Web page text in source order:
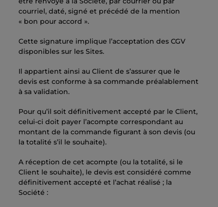
courriel, daté, signé et précédé de la mention
« bon pour accord ».
Cette signature implique l’acceptation des CGV
disponibles sur les Sites.
Il appartient ainsi au Client de s’assurer que le
devis est conforme à sa commande préalablement
à sa validation.
Pour qu’il soit définitivement accepté par le Client,
celui-ci doit payer l’acompte correspondant au
montant de la commande figurant à son devis (ou
la totalité s’il le souhaite).
A réception de cet acompte (ou la totalité, si le
Client le souhaite), le devis est considéré comme
définitivement accepté et l’achat réalisé ; la
Société :